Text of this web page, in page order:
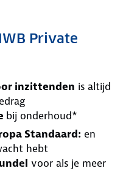
Private
inzittenden is altijd
bij onderhoud*
Standaard: en
hebt
voor als je meer